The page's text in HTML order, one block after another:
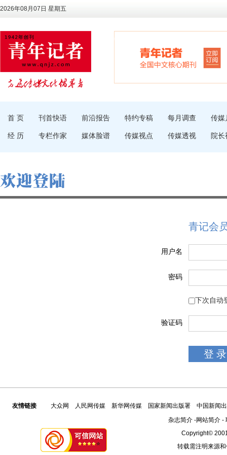
2026年08月07日 星期五
首 页 刊首快语 前沿报告 特约专稿 每月调查 传媒
经 历 专栏作家 媒体脸谱 传媒视点 传媒透视 院长
青记会
用户名
密码
下次自动
验证码
友情链接 大众网 人民网传媒 新华网传媒 国家新闻出版署
中国新闻
杂志简介 -网站简介 -
Copyright©
转载需注明来源